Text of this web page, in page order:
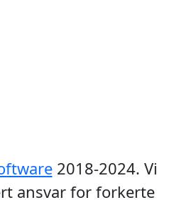
2018-2024. Vi
ansvar for forkerte